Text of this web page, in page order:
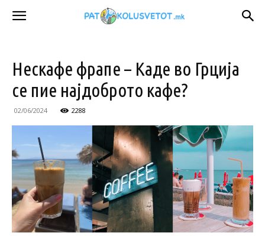
Нескафе фрапе – Каде во Грција
се пие најдоброто кафе?
02/06/2024 2288